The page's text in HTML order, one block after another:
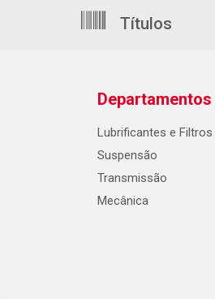
Títulos
Departamentos
Lubrificantes e Filtros
Suspensão
Transmissão
Mecânica